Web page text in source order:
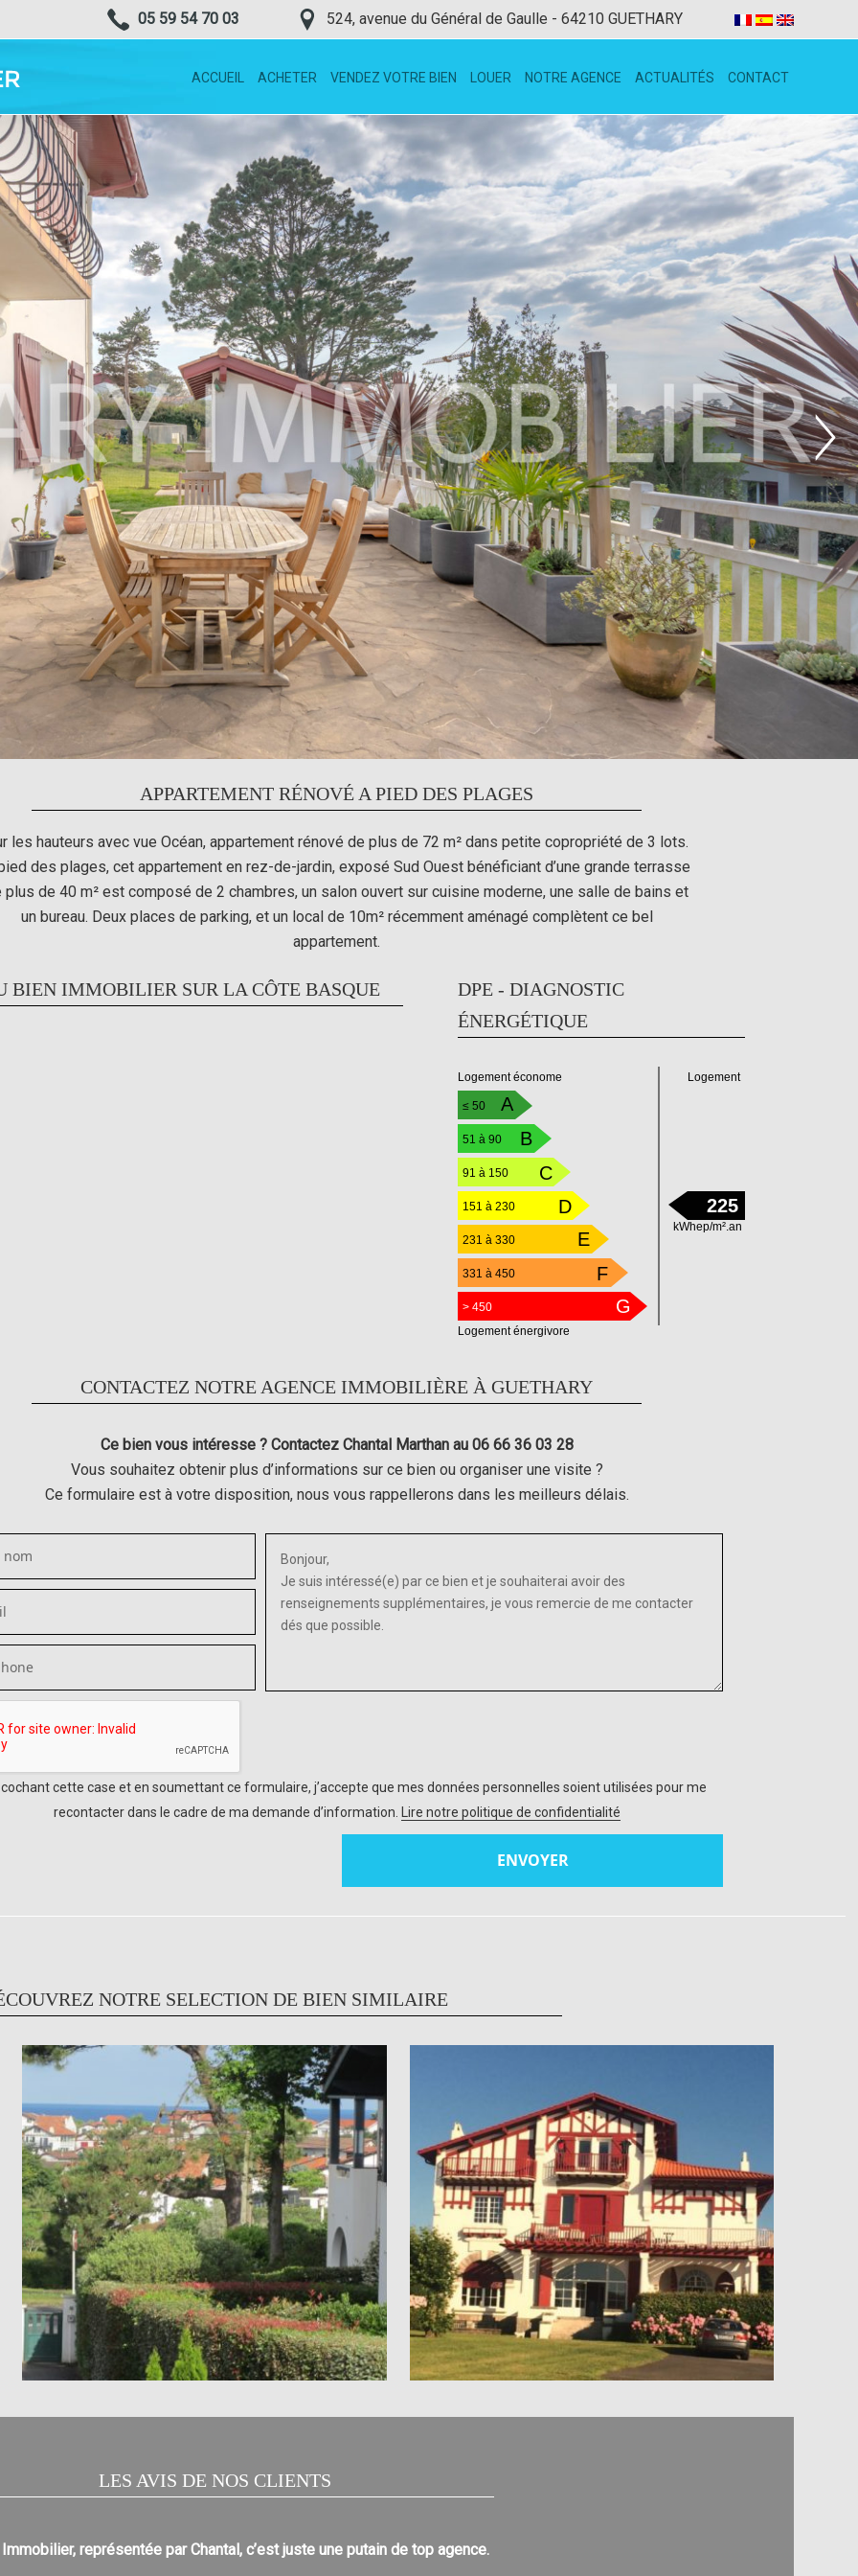
05 59 54 70 03 524, avenue du Général de Gaulle - 64210 GUETHARY
ACCUEIL ACHETER VENDEZ VOTRE BIEN LOUER NOTRE AGENCE ACTUALITÉS CONTACT
APPARTEMENT RÉNOVÉ A PIED DES PLAGES
les hauteurs avec vue Océan, appartement rénové de plus de 72 m² dans petite copropriété de 3 lots.
des plages, cet appartement en rez-de-jardin, exposé Sud Ouest bénéficiant d’une grande terrasse
plus de 40 m² est composé de 2 chambres, un salon ouvert sur cuisine moderne, une salle de bains et
un bureau. Deux places de parking, et un local de 10m² récemment aménagé complètent ce bel
appartement.
BIEN IMMOBILIER SUR LA CÔTE BASQUE
DPE - DIAGNOSTIC
ÉNERGÉTIQUE
A
B
C
D
E
F
G
Logement économe Logement
Logement énergivore
≤ 50
51 à 90
91 à 150
151 à 230
231 à 330
331 à 450
> 450
225
kWhep/m².an
CONTACTEZ NOTRE AGENCE IMMOBILIÈRE À GUETHARY
Ce bien vous intéresse ? Contactez Chantal Marthan au 06 66 36 03 28
Vous souhaitez obtenir plus d’informations sur ce bien ou organiser une visite ?
Ce formulaire est à votre disposition, nous vous rappellerons dans les meilleurs délais.
cochant cette case et en soumettant ce formulaire, j’accepte que mes données personnelles soient utilisées pour me
recontacter dans le cadre de ma demande d’information.
Lire notre politique de confidentialité
NOTRE SELECTION DE BIEN SIMILAIRE
LES AVIS DE NOS CLIENTS
représentée par Chantal, c’est juste une putain de top agence.